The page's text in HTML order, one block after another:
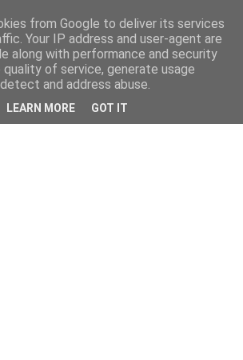
from Google to deliver its services
Your IP address and user-agent are
along with performance and security
of service, generate usage
and address abuse.
LEARN MORE GOT IT